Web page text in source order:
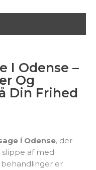
I Odense –
Og
Din Frihed
i Odense, der
af med
er